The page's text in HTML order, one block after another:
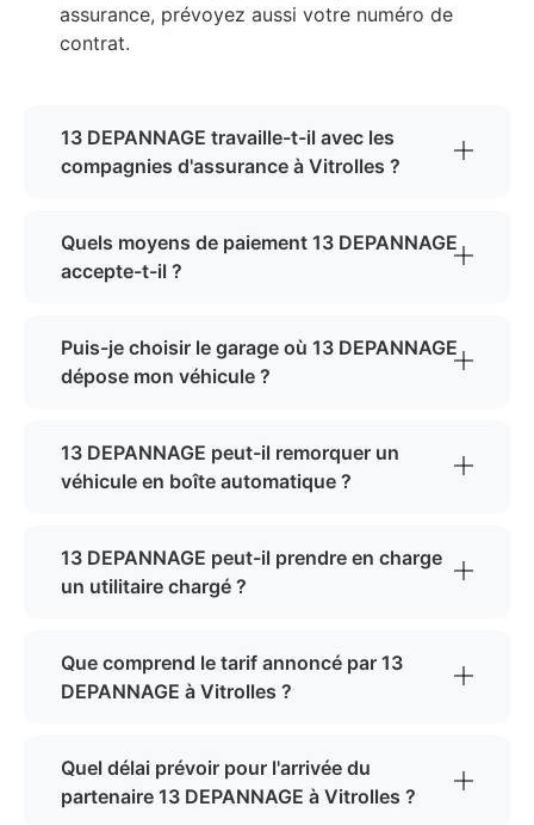
assurance, prévoyez aussi votre numéro de
contrat.
13 DEPANNAGE travaille-t-il avec les
compagnies d'assurance à Vitrolles ?
Quels moyens de paiement 13 DEPANNAGE
accepte-t-il ?
Puis-je choisir le garage où 13 DEPANNAGE
dépose mon véhicule ?
13 DEPANNAGE peut-il remorquer un
véhicule en boîte automatique ?
13 DEPANNAGE peut-il prendre en charge
un utilitaire chargé ?
Que comprend le tarif annoncé par 13
DEPANNAGE à Vitrolles ?
Quel délai prévoir pour l'arrivée du
partenaire 13 DEPANNAGE à Vitrolles ?